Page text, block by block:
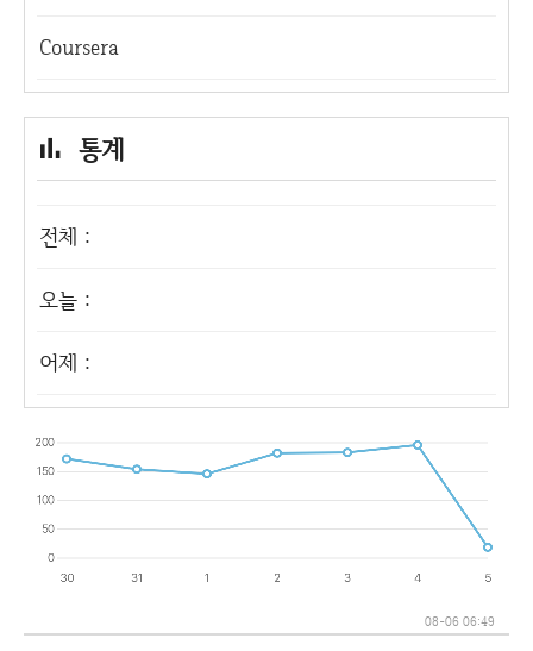
Coursera
통계
전체 :
오늘 :
어제 :
08-06 06:49